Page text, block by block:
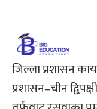
जिल्ला प्रशासन
प्रशासन–चीन